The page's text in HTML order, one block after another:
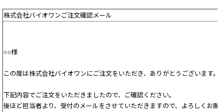
株式会社バイオワンご注文確認メール
○○様
この度は株式会社バイオワンにご注文をいただき、ありがとうございます。
下記内容でご注文をいただきましたので、ご確認ください。
後ほど担当者より、受付のメールをさせていただきますので、よろしくお